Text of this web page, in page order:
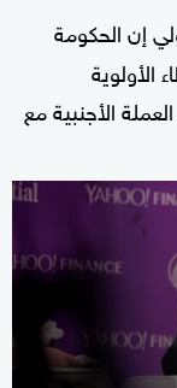
إن الحكومة
الأولوية
الأجنبية مع
0
of
5
minutes,
seconds